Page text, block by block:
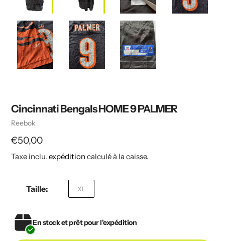
Cincinnati Bengals HOME 9 PALMER
Vendeuse
Reebok
Prix
€50,00
Taxe inclu. expédition calculé à la caisse.
Taille: XL
En stock et prêt pour l'expédition